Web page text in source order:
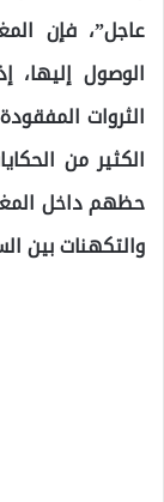
عاجل”، فإن
الوصول
الثروات
الكثير من
حظهم داخل
والتكهنات بين